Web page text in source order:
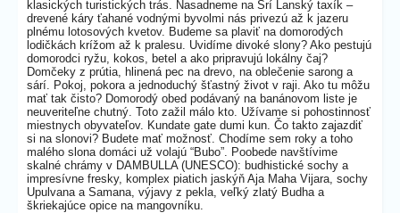
klasických turistických trás. Nasadneme na Srí Lanský taxík –
drevené káry ťahané vodnými byvolmi nás privezú až k jazeru
plnému lotosových kvetov. Budeme sa plaviť na domorodých
lodičkách krížom až k pralesu. Uvidíme divoké slony? Ako pestujú
domorodci ryžu, kokos, betel a ako pripravujú lokálny čaj?
Domčeky z prútia, hlinená pec na drevo, na oblečenie sarong a
sárí. Pokoj, pokora a jednoduchý šťastný život v raji. Ako tu môžu
mať tak čisto? Domorodý obed podávaný na banánovom liste je
neuveriteľne chutný. Toto zažil málo kto. Užívame si pohostinnosť
miestnych obyvateľov. Kundate gate dumi kun. Čo takto zajazdiť
si na slonovi? Budete mať možnosť. Chodíme sem roky a toho
malého slona domáci už volajú “Bubo”. Poobede navštívime
skalné chrámy v DAMBULLA (UNESCO): budhistické sochy a
impresívne fresky, komplex piatich jaskýň Aja Maha Vijara, sochy
Upulvana a Samana, výjavy z pekla, veľký zlatý Budha a
škriekajúce opice na mangovníku.